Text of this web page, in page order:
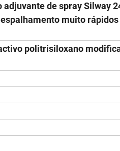
de spray Silway
muito
politrisiloxano